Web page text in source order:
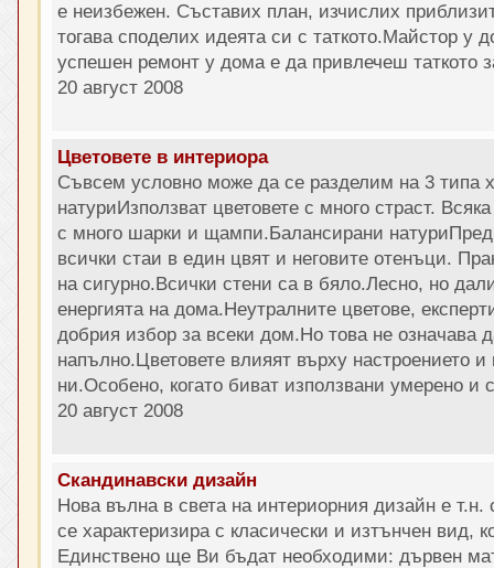
е неизбежен. Съставих план, изчислих
тогава споделих идеята си с таткото.Майстор у
успешен ремонт у дома е да привлечеш таткото
20 август 2008
Цветовете в интериора
Съвсем условно може да се разделим на 3 типа
натуриИзползват цветовете с много страст.
с много шарки и щампи.Балансирани
всички стаи в един цвят и неговите отенъци.
на сигурно.Всички стени са в бяло.Лесно, но
енергията на дома.Неутралните цветове,
добрия избор за всеки дом.Но това не означава
напълно.Цветовете влияят върху настроението и
ни.Особено, когато биват използвани умерено
20 август 2008
Скандинавски дизайн
Нова вълна в света на интериорния дизайн е т.н.
се характеризира с класически и изтънчен вид,
Единствено ще Ви бъдат необходими: дървен